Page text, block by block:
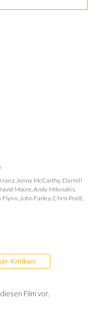
,Jenny McCarthy, Darrell
Moore,Andy Milonakis,
Flynn,John Farley, Chris Pratt,
Kritiken
Film vor.